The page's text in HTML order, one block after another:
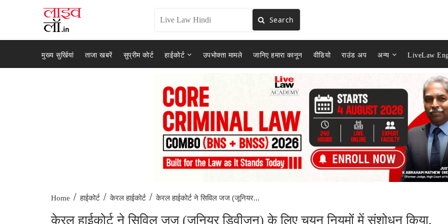
Search
मुख्य सुर्खियां ताजा खबरें सुप्रीम कोर्ट हाईकोर्ट उपभोक्ता मामले जानिए हमारा कानून वीडियो राउंड अप अन्य LiveLaw
Home / हाईकोर्ट / केरल हाईकोर्ट / केरल हाईकोर्ट ने सिविल जज (जूनियर...
केरल हाईकोर्ट ने सिविल जज (जूनियर डिवीजन) के लिए चयन नियमों में संशोधन किया,